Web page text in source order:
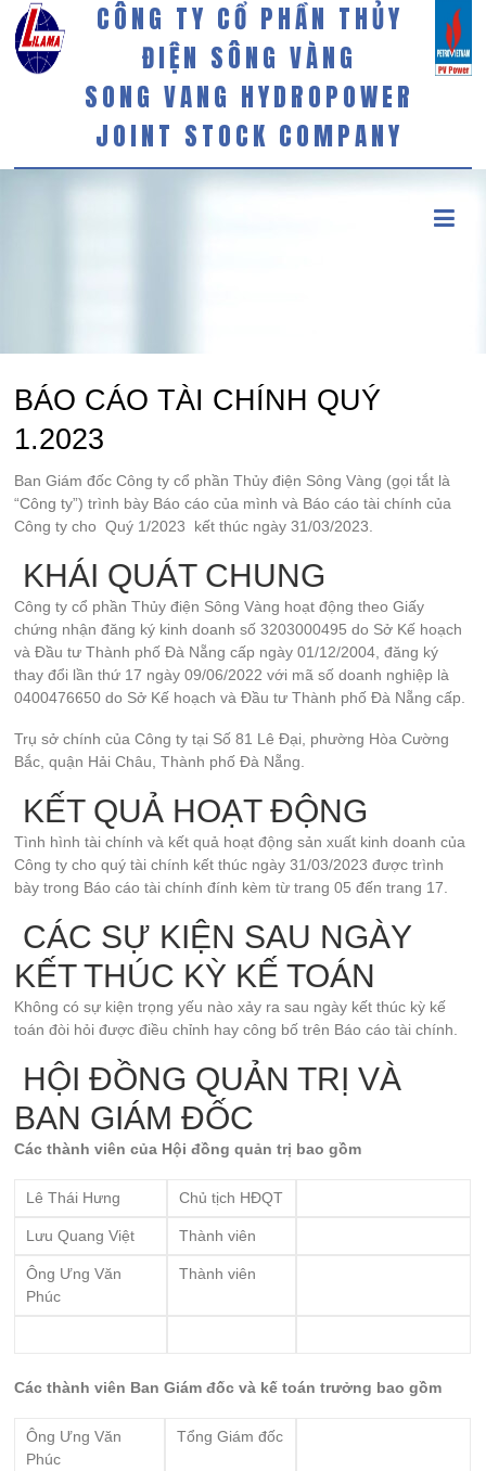
CÔNG TY CỔ PHẦN THỦY
ĐIỆN SÔNG VÀNG
SONG VANG HYDROPOWER
JOINT STOCK COMPANY
BÁO CÁO TÀI CHÍNH QUÝ
1.2023
Ban Giám đốc Công ty cổ phần Thủy điện Sông Vàng (gọi tắt là
“Công ty”) trình bày Báo cáo của mình và Báo cáo tài chính của
Công ty cho Quý 1/2023 kết thúc ngày 31/03/2023.
KHÁI QUÁT CHUNG
Công ty cổ phần Thủy điện Sông Vàng hoạt động theo Giấy
chứng nhận đăng ký kinh doanh số 3203000495 do Sở Kế hoạch
và Đầu tư Thành phố Đà Nẵng cấp ngày 01/12/2004, đăng ký
thay đổi lần thứ 17 ngày 09/06/2022 với mã số doanh nghiệp là
0400476650 do Sở Kế hoạch và Đầu tư Thành phố Đà Nẵng cấp.
Trụ sở chính của Công ty tại Số 81 Lê Đại, phường Hòa Cường
Bắc, quận Hải Châu, Thành phố Đà Nẵng.
KẾT QUẢ HOẠT ĐỘNG
Tình hình tài chính và kết quả hoạt động sản xuất kinh doanh của
Công ty cho quý tài chính kết thúc ngày 31/03/2023 được trình
bày trong Báo cáo tài chính đính kèm từ trang 05 đến trang 17.
CÁC SỰ KIỆN SAU NGÀY
KẾT THÚC KỲ KẾ TOÁN
Không có sự kiện trọng yếu nào xảy ra sau ngày kết thúc kỳ kế
toán đòi hỏi được điều chỉnh hay công bố trên Báo cáo tài chính.
HỘI ĐỒNG QUẢN TRỊ VÀ
BAN GIÁM ĐỐC
Các thành viên của Hội đồng quản trị bao gồm
Lê Thái Hưng Chủ tịch HĐQT
Lưu Quang Việt Thành viên
Ông Ưng Văn
Phúc
Thành viên
Các thành viên Ban Giám đốc và kế toán trưởng bao gồm
Ông Ưng Văn
Phúc
Tổng Giám đốc